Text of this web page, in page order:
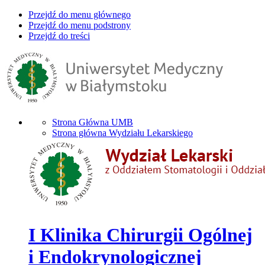
Przejdź do menu głównego
Przejdź do menu podstrony
Przejdź do treści
Strona Główna UMB
Strona główna Wydziału Lekarskiego
I Klinika Chirurgii Ogólnej
i Endokrynologicznej